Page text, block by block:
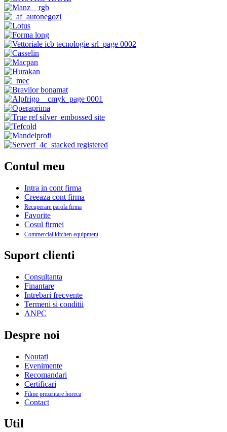
Contul meu
Intra in cont firma
Creeaza cont firma
Recuperare parola firma
Favorite
Cosul firmei
Commercial kitchen equipment
Suport clienti
Consultanta
Finantare
Intrebari frecvente
Termeni si conditii
ANPC
Despre noi
Noutati
Evenimente
Recomandari
Certificari
Filme prezentare horeca
Contact
Util